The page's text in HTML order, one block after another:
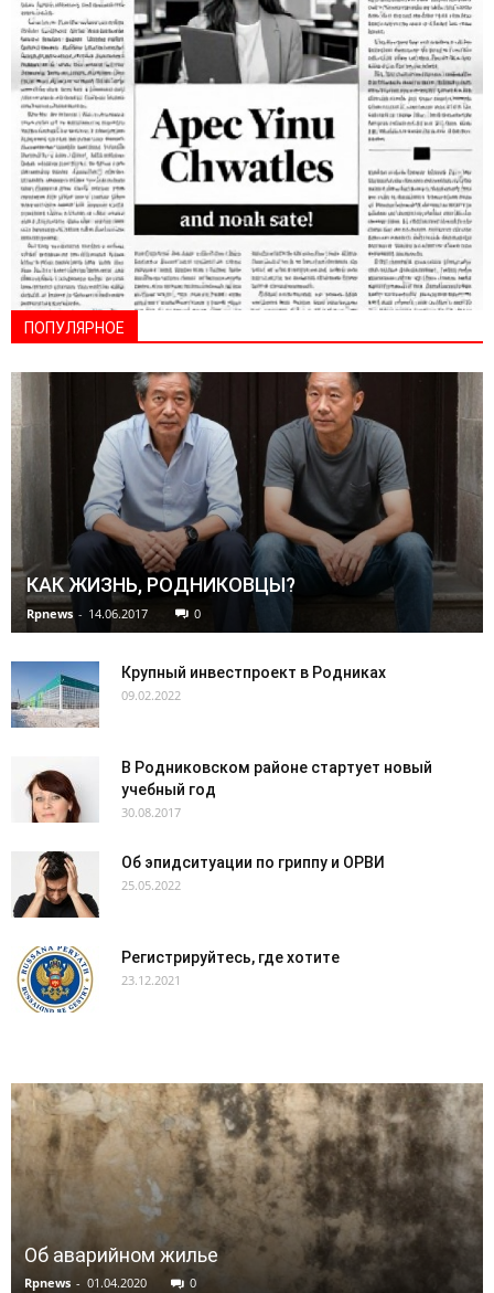
ПОПУЛЯРНОЕ
КАК ЖИЗНЬ, РОДНИКОВЦЫ?
Rpnews - 14.06.2017 0
Крупный инвестпроект в Родниках
09.02.2022
В Родниковском районе стартует новый
учебный год
30.08.2017
Об эпидситуации по гриппу и ОРВИ
25.05.2022
Регистрируйтесь, где хотите
23.12.2021
Об аварийном жилье
Rpnews - 01.04.2020 0